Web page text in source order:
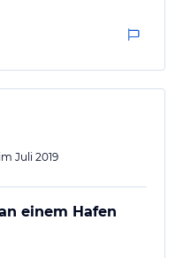
Juli 2019
einem Hafen